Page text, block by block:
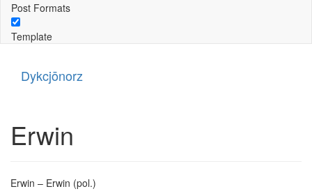
Post Formats
Template
Dykcjōnorz
Erwin
Erwin – Erwin (pol.)